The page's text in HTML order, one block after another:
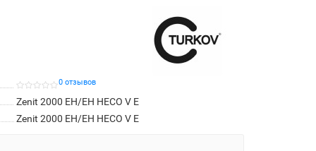
0 отзывов
Zenit 2000 EH/EH HECO V E
Zenit 2000 EH/EH HECO V E